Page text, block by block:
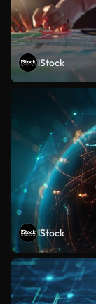
iStock
iStock